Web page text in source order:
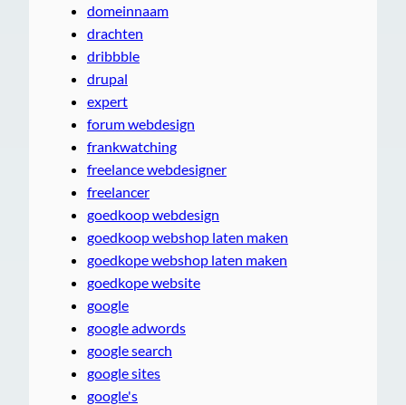
domeinnaam
drachten
dribbble
drupal
expert
forum webdesign
frankwatching
freelance webdesigner
freelancer
goedkoop webdesign
goedkoop webshop laten maken
goedkope webshop laten maken
goedkope website
google
google adwords
google search
google sites
google's